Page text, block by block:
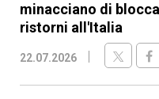
minacciano di
ristorni all'Italia
22.07.2026